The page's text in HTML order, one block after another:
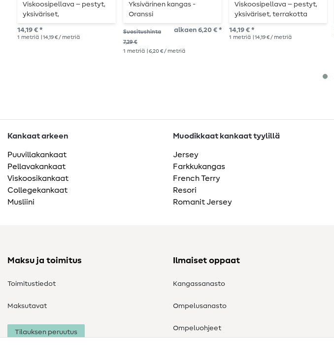
Viskoosipellava – pestyt,
yksiväriset,
tummanpunaiset
14,19 € *
1 metriä | 14,19 € / metriä
Yksivärinen kangas -
Oranssi
Suositushinta
7,29 €
alkaen 6,20 € *
1 metriä | 6,20 € / metriä
Viskoosipellava – pestyt,
yksiväriset, terrakotta
14,19 € *
1 metriä | 14,19 € / metriä
Kankaat arkeen
Puuvillakankaat
Pellavakankaat
Viskoosikankaat
Collegekankaat
Musliini
Muodikkaat kankaat tyylillä
Jersey
Farkkukangas
French Terry
Resori
Romanit Jersey
Maksu ja toimitus
Toimitustiedot
Maksutavat
Tilauksen peruutus
Ilmaiset oppaat
Kangassanasto
Ompelusanasto
Ompeluohjeet